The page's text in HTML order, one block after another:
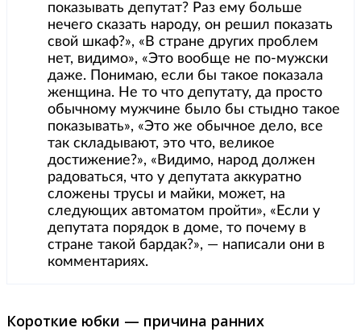
показывать депутат? Раз ему больше
нечего сказать народу, он решил показать
свой шкаф?», «В стране других проблем
нет, видимо», «Это вообще не по-мужски
даже. Понимаю, если бы такое показала
женщина. Не то что депутату, да просто
обычному мужчине было бы стыдно такое
показывать», «Это же обычное дело, все
так складывают, это что, великое
достижение?», «Видимо, народ должен
радоваться, что у депутата аккуратно
сложены трусы и майки, может, на
следующих автоматом пройти», «Если у
депутата порядок в доме, то почему в
стране такой бардак?», — написали они в
комментариях.
Короткие юбки — причина ранних